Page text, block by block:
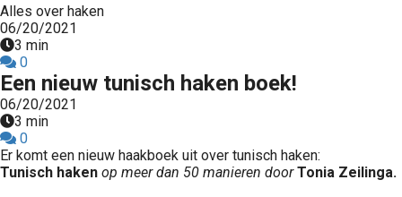
Alles over haken
06/20/2021
3 min
0
Een nieuw tunisch haken boek!
06/20/2021
3 min
0
Er komt een nieuw haakboek uit over tunisch haken:
Tunisch haken op meer dan 50 manieren doorTonia Zeilinga.